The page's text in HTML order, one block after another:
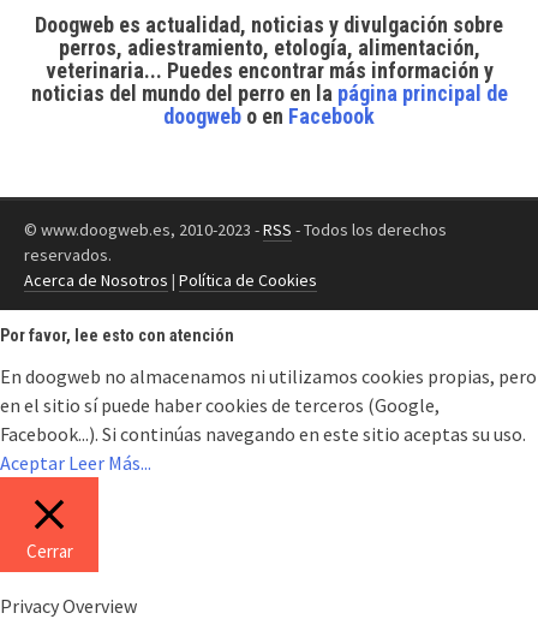
Doogweb es actualidad, noticias y divulgación sobre
perros, adiestramiento, etología, alimentación,
veterinaria... Puedes encontrar más información y
noticias del mundo del perroen la página principal de
doogweb o en Facebook
© www.doogweb.es, 2010-2023 -RSS - Todos los derechos
reservados.
Acerca de Nosotros | Política de Cookies
Por favor, lee esto con atención
En doogweb no almacenamos ni utilizamos cookies propias, pero
en el sitio sí puede haber cookies de terceros (Google,
Facebook...). Si continúas navegando en este sitio aceptas su uso.
Aceptar Leer Más...
Cerrar
Privacy Overview